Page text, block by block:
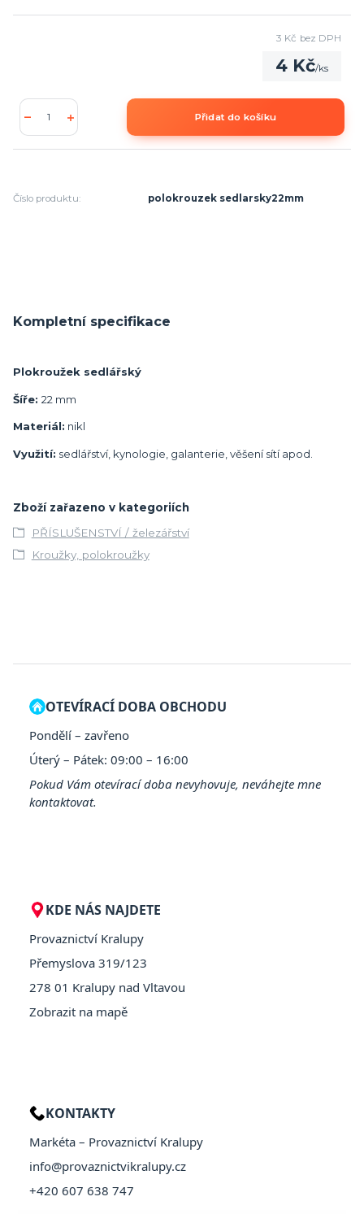
4 Kč/ks
3 Kč bez DPH
Přidat do košíku
Číslo produktu: polokrouzek sedlarsky22mm
Kompletní specifikace
Plokroužek sedlářský
Šíře: 22 mm
Materiál: nikl
Využití: sedlářství, kynologie, galanterie, věšení sítí apod.
Zboží zařazeno v kategoriích
PŘÍSLUŠENSTVÍ / železářství
Kroužky, polokroužky
OTEVÍRACÍ DOBA OBCHODU
Pondělí – zavřeno
Úterý – Pátek: 09:00 – 16:00
Pokud Vám otevírací doba nevyhovuje, neváhejte mne
kontaktovat.
KDE NÁS NAJDETE
Provaznictví Kralupy
Přemyslova 319/123
278 01 Kralupy nad Vltavou
Zobrazit na mapě
KONTAKTY
Markéta – Provaznictví Kralupy
info@provaznictvikralupy.cz
+420 607 638 747